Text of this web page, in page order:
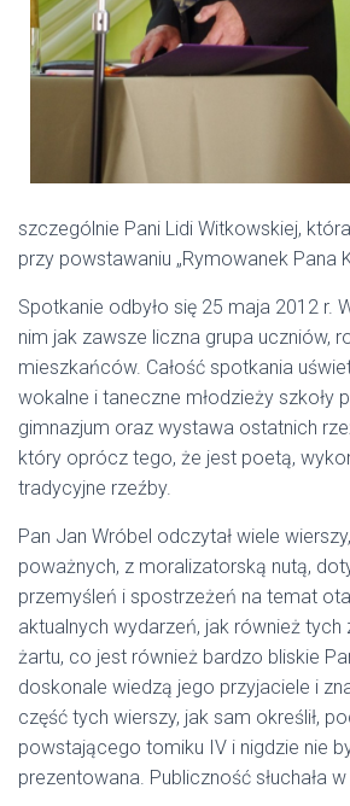
szczególnie Pani Lidi Witkowskiej,
przy powstawaniu „Rymowanek Pana
Spotkanie odbyło się 25 maja 2012 r.
nim jak zawsze liczna grupa uczniów,
mieszkańców. Całość spotkania
wokalne i taneczne młodzieży szkoły
gimnazjum oraz wystawa ostatnich
który oprócz tego, że jest poetą,
tradycyjne rzeźby.
Pan Jan Wróbel odczytał wiele
poważnych, z moralizatorską nutą,
przemyśleń i spostrzeżeń na temat
aktualnych wydarzeń, jak również tych
żartu, co jest również bardzo bliskie
doskonale wiedzą jego przyjaciele i
część tych wierszy, jak sam określił,
powstającego tomiku IV i nigdzie nie
prezentowana. Publiczność słuchała